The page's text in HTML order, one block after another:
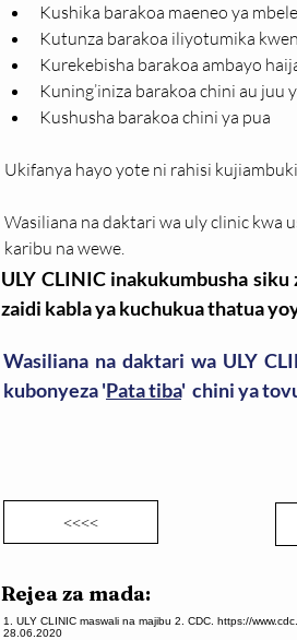
Kushika barakoa maeneo ya mbele
Kutunza barakoa iliyotumika
Kurekebisha barakoa ambayo
Kuning’iniza barakoa chini au juu
Kushusha barakoa chini ya pua
Ukifanya hayo yote ni rahisi
Wasiliana na daktari wa uly clinic kwa
karibu na wewe.
ULY CLINIC inakukumbusha
zaidi kabla ya kuchukua thatua
Wasiliana na daktari wa ULY
kubonyeza 'Pata tiba' chini ya
<<<<
Rejea za mada:
1. ULY CLINIC maswali na majibu 2. CDC. https://
28.06.2020